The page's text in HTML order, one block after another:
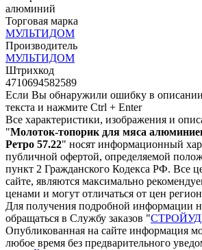
алюминий
Торговая марка
МУЛЬТИДОМ
Производитель
МУЛЬТИДОМ
Штрихкод
4710694582589
Если Вы обнаружили ошибку в
текста и нажмите Ctrl + Enter
Все характеристики, изображения и
"Молоток-топорик для мяса
Ретро 57.22" носят информационный
публичной офертой, определяемой
пункт 2 Гражданского Кодекса РФ. Все
сайте, являются максимально
ценами и могут отличаться от цен
Для получения подробной информации
обращаться в Службу заказов "
Опубликованная на сайте информация
любое время без предварительного